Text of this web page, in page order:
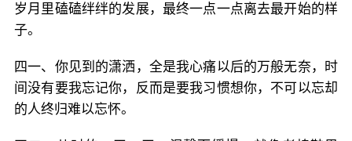
岁月里磕磕绊绊的发展，最终一点一点离去最开始的样
子。
四一、你见到的潇洒，全是我心痛以后的万般无奈，时
间没有要我忘记你，反而是要我习惯想你，不可以忘却
的人终归难以忘怀。